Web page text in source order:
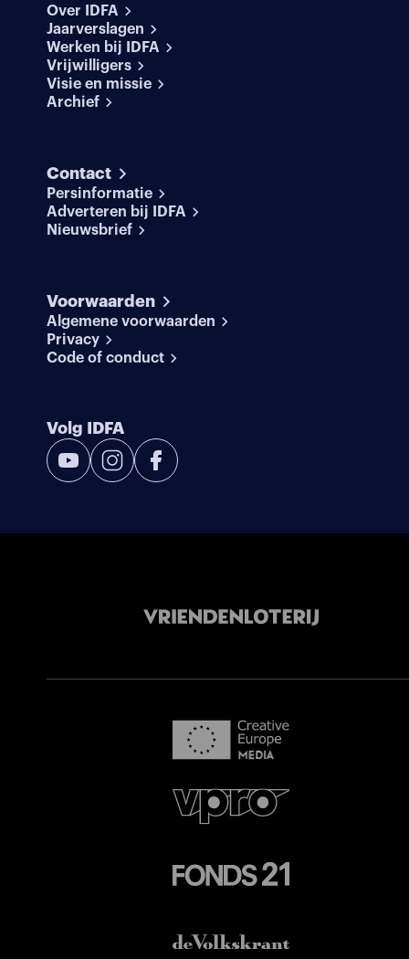
Over IDFA
Jaarverslagen
Werken bij IDFA
Vrijwilligers
Visie en missie
Archief
Contact
Persinformatie
Adverteren bij IDFA
Nieuwsbrief
Voorwaarden
Algemene voorwaarden
Privacy
Code of conduct
Volg IDFA